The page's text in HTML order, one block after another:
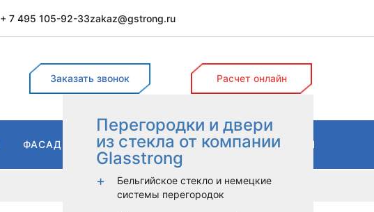
+ 7 495 105-92-33zakaz@gstrong.ru
Заказать звонок Расчет онлайн
ФАСАДЫ КОЗЫРЬКИ УСЛУГИ МАТЕРИАЛЫ
Перегородки и двери
из стекла от компании
Glasstrong
Бельгийское стекло и немецкие
системы перегородок